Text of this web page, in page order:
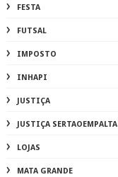
FESTA
FUTSAL
IMPOSTO
INHAPI
JUSTIÇA
JUSTIÇA SERTAOEMPALTA
LOJAS
MATA GRANDE